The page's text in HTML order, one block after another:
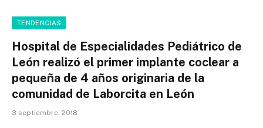
TENDENCIAS
Hospital de Especialidades Pediátrico de
León realizó el primer implante coclear a
pequeña de 4 años originaria de la
comunidad de Laborcita en León
3 septiembre, 2018